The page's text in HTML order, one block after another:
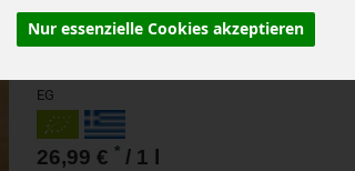
Nur essenzielle Cookies akzeptieren
1 L
EG
26,99 € * / 1 l